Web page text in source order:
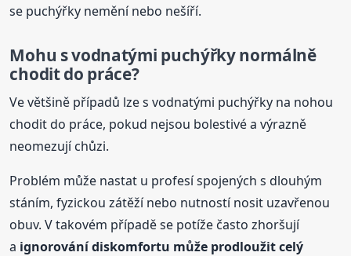
se puchýřky nemění nebo nešíří.
Mohu s vodnatými puchýřky normálně
chodit do práce?
Ve většině případů lze s vodnatými puchýřky na nohou
chodit do práce, pokud nejsou bolestivé a výrazně
neomezují chůzi.
Problém může nastat u profesí spojených s dlouhým
stáním, fyzickou zátěží nebo nutností nosit uzavřenou
obuv. V takovém případě se potíže často zhoršují
a ignorování diskomfortu může prodloužit celý